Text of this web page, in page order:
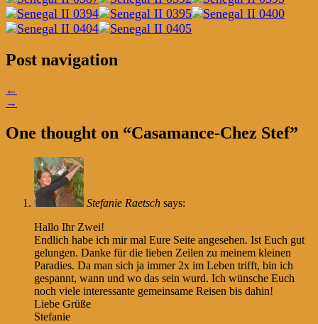
Post navigation
←
→
One thought on “Casamance-Chez Stef”
Stefanie Raetsch says:
Hallo Ihr Zwei!
Endlich habe ich mir mal Eure Seite angesehen. Ist Euch gut
gelungen. Danke für die lieben Zeilen zu meinem kleinen
Paradies. Da man sich ja immer 2x im Leben trifft, bin ich
gespannt, wann und wo das sein wurd. Ich wünsche Euch
noch viele interessante gemeinsame Reisen bis dahin!
Liebe Grüße
Stefanie